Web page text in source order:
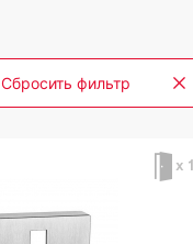
Сбросить фильтр
х 1